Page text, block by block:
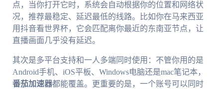
点，当你打开它时，系统会自动根据你的位置和网络状
况，推荐最稳定、延迟最低的线路。比如你在马来西亚
用抖音看世界杯，它会匹配离你最近的东南亚节点，让
直播画面几乎没有延迟。
其次是多平台支持和一人多端同时使用：不管你用的是
Android手机、iOS平板、Windows电脑还是mac笔记本，
番茄加速器都能覆盖。更重要的是，一个账号可以同时